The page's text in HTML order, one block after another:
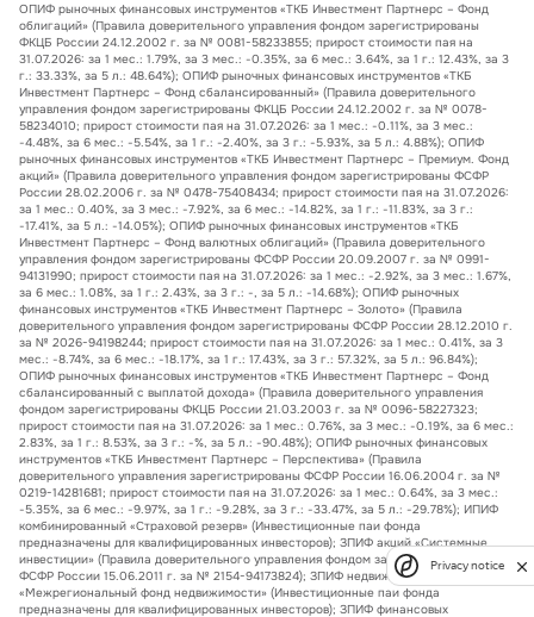
ОПИФ рыночных финансовых инструментов «ТКБ Инвестмент Партнерс – Фонд
облигаций» (Правила доверительного управления фондом зарегистрированы
ФКЦБ России 24.12.2002 г. за № 0081-58233855; прирост стоимости пая на
31.07.2026: за 1 мес.: 1.79%, за 3 мес.: -0.35%, за 6 мес.: 3.64%, за 1 г.: 12.43%, за 3
г.: 33.33%, за 5 л.: 48.64%); ОПИФ рыночных финансовых инструментов «ТКБ
Инвестмент Партнерс – Фонд сбалансированный» (Правила доверительного
управления фондом зарегистрированы ФКЦБ России 24.12.2002 г. за № 0078-
58234010; прирост стоимости пая на 31.07.2026: за 1 мес.: -0.11%, за 3 мес.:
-4.48%, за 6 мес.: -5.54%, за 1 г.: -2.40%, за 3 г.: -5.93%, за 5 л.: 4.88%); ОПИФ
рыночных финансовых инструментов «ТКБ Инвестмент Партнерс – Премиум. Фонд
акций» (Правила доверительного управления фондом зарегистрированы ФСФР
России 28.02.2006 г. за № 0478-75408434; прирост стоимости пая на 31.07.2026:
за 1 мес.: 0.40%, за 3 мес.: -7.92%, за 6 мес.: -14.82%, за 1 г.: -11.83%, за 3 г.:
-17.41%, за 5 л.: -14.05%); ОПИФ рыночных финансовых инструментов «ТКБ
Инвестмент Партнерс – Фонд валютных облигаций» (Правила доверительного
управления фондом зарегистрированы ФСФР России 20.09.2007 г. за № 0991-
94131990; прирост стоимости пая на 31.07.2026: за 1 мес.: -2.92%, за 3 мес.: 1.67%,
за 6 мес.: 1.08%, за 1 г.: 2.43%, за 3 г.: -, за 5 л.: -14.68%); ОПИФ рыночных
финансовых инструментов «ТКБ Инвестмент Партнерс – Золото» (Правила
доверительного управления фондом зарегистрированы ФСФР России 28.12.2010 г.
за № 2026-94198244; прирост стоимости пая на 31.07.2026: за 1 мес.: 0.41%, за 3
мес.: -8.74%, за 6 мес.: -18.17%, за 1 г.: 17.43%, за 3 г.: 57.32%, за 5 л.: 96.84%);
ОПИФ рыночных финансовых инструментов «ТКБ Инвестмент Партнерс – Фонд
сбалансированный с выплатой дохода» (Правила доверительного управления
фондом зарегистрированы ФКЦБ России 21.03.2003 г. за № 0096-58227323;
прирост стоимости пая на 31.07.2026: за 1 мес.: 0.76%, за 3 мес.: -0.19%, за 6 мес.:
2.83%, за 1 г.: 8.53%, за 3 г.: -%, за 5 л.: -90.48%); ОПИФ рыночных финансовых
инструментов «ТКБ Инвестмент Партнерс – Перспектива» (Правила
доверительного управления зарегистрированы ФСФР России 16.06.2004 г. за №
0219-14281681; прирост стоимости пая на 31.07.2026: за 1 мес.: 0.64%, за 3 мес.:
-5.35%, за 6 мес.: -9.97%, за 1 г.: -9.28%, за 3 г.: -33.47%, за 5 л.: -29.78%); ИПИФ
комбинированный «Страховой резерв» (Инвестиционные паи фонда
предназначены для квалифицированных инвесторов); ЗПИФ акций «Системные
инвестиции» (Правила доверительного управления фондом зарегистрированы
ФСФР России 15.06.2011 г. за № 2154-94173824); ЗПИФ недвижимости
«Межрегиональный фонд недвижимости» (Инвестиционные паи фонда
предназначены для квалифицированных инвесторов); ЗПИФ финансовых
Privacy notice